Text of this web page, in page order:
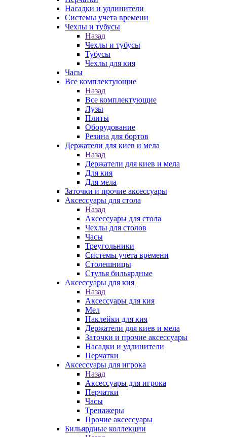
Насадки и удлинители
Системы учета времени
Чехлы и тубусы
Назад
Чехлы и тубусы
Тубусы
Чехлы для кия
Часы
Все комплектующие
Назад
Все комплектующие
Лузы
Плиты
Оборудование
Резина для бортов
Держатели для киев и мела
Назад
Держатели для киев и мела
Для кия
Для мела
Заточки и прочие аксессуары
Аксессуары для стола
Назад
Аксессуары для стола
Чехлы для столов
Часы
Треугольники
Системы учета времени
Столешницы
Стулья бильярдные
Аксессуары для кия
Назад
Аксессуары для кия
Мел
Наклейки для кия
Держатели для киев и мела
Заточки и прочие аксессуары
Насадки и удлинители
Перчатки
Аксессуары для игрока
Назад
Аксессуары для игрока
Перчатки
Часы
Тренажеры
Прочие аксессуары
Бильярдные коллекции